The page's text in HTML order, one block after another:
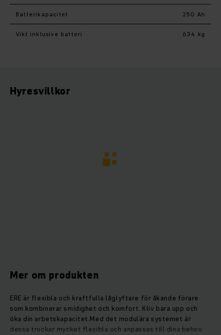
Batterikapacitet 250 Ah
Vikt inklusive batteri 634 kg
Hyresvillkor
Mer om produkten
ERE är flexibla och kraftfulla låglyftare för åkande förare
som kombinerar smidighet och komfort. Kliv bara upp och
öka din arbetskapacitet.Med det modulära systemet är
dessa truckar mycket flexibla och anpassas till dina behov.